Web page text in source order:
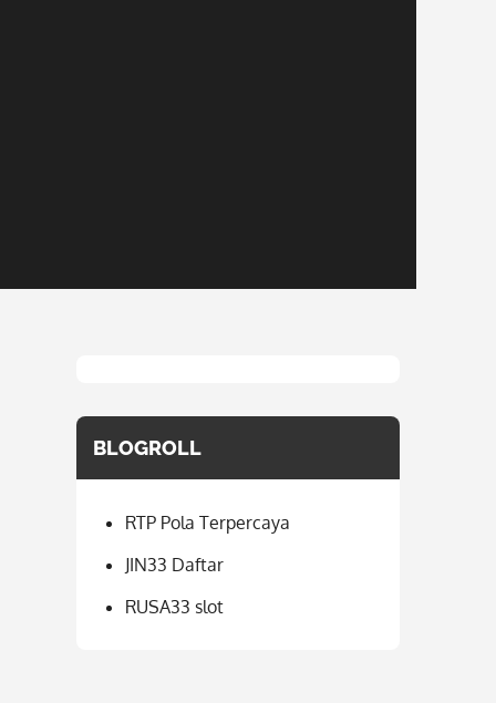
BLOGROLL
RTP Pola Terpercaya
JIN33 Daftar
RUSA33 slot